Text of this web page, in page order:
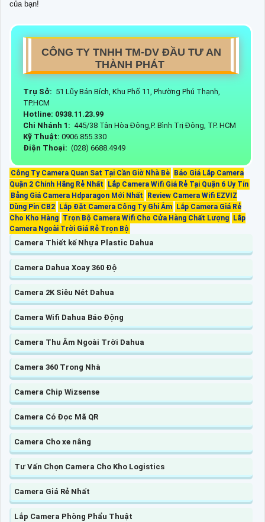
của bạn!
CÔNG TY TNHH TM-DV ĐẦU TƯ AN
THÀNH PHÁT
Trụ Sở: 51 Lũy Bán Bích, Khu Phố 11, Phường Phú Thạnh,
TP.HCM
Hotline: 0938.11.23.99
Chi Nhánh 1: 445/38 Tân Hòa Đông,P. Bình Trị Đông, TP. HCM
Kỹ Thuật: 0906.855.330
Điện Thoại: (028) 6688.4949
Công Ty Camera Quan Sat Tại Cần Giờ Nhà Bè
Báo Giá Lắp Camera
Quận 2 Chính Hãng Rẻ Nhất
Lắp Camera Wifi Giá Rẻ Tại Quận 6 Uy Tín
Bảng Giá Camera Hdparagon Mới Nhất
Review Camera Wifi EZVIZ
Dùng Pin CB2
Lắp Đặt Camera Công Ty Ghi Âm
Lắp Camera Giá Rẻ
Cho Kho Hàng Trọn Bộ Camera Wifi Cho Cửa Hàng Chất Lượng
Lắp
Camera Ngoài Trời Giá Rẻ Trọn Bộ
Camera Thiết kế Nhựa Plastic Dahua
Camera Dahua Xoay 360 Độ
Camera 2K Siêu Nét Dahua
Camera Wifi Dahua Báo Động
Camera Thu Âm Ngoài Trời Dahua
Camera 360 Trong Nhà
Camera Chip Wizsense
Camera Có Đọc Mã QR
Camera Cho xe nâng
Tư Vấn Chọn Camera Cho Kho Logistics
Camera Giá Rẻ Nhất
Lắp Camera Phòng Phẩu Thuật